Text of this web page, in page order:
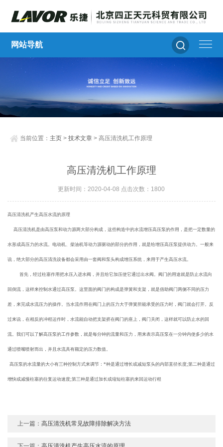
网站导航
当前位置： 主页 >技术文章 > 高压清洗机工作原理
高压清洗机工作原理
更新时间：2020-04-08 点击次数：1800
高压清洗机产生高压水流的原理
高压清洗机是由高压泵和动力源两大部分构成，这些构造中的水流增压高压泵的作用，是把一定数量的
水形成高压力的水流。电动机、柴油机等动力源驱动的部分的作用，就是给增压高压泵提供动力。一般来
说，绝大部分的高压清洗设备都会采用由一套阀和泵头构成增压系统，来用于产生高压水流。
首先，经过柱塞作用把水压入进水阀，并且给它加压使它通过出水阀。阀门的用途就是防止水流向
回倒流，这样来控制水通过高压泵。这里面的阀门的构成是弹簧和支架，就是借助阀门两侧不同的压力
差，来完成水流压力的操作。当水流作用在阀门上的压力大于弹簧所能承受的压力时，阀门就会打开。反
过来说，在相反的冲程运作时，水流能自动把支架挤在阀门的座上，阀门关闭，这样就可以防止水的回
流。我们可以了解高压泵的工作参数，就是每分钟的流量和压力，用来表示高压泵在一分钟内使多少的水
通过喷嘴喷射而出，并且水流具有额定的压力数值。
高压泵的水流量的大小有三种控制方式来调节：*种是通过增长或减短泵头的内部直径长度;第二种是通过
增快或减慢柱塞的往复运动速度;第三种是通过加长或缩短柱塞的来回运动行程
上一篇：高压清洗机常见故障排除解决方法